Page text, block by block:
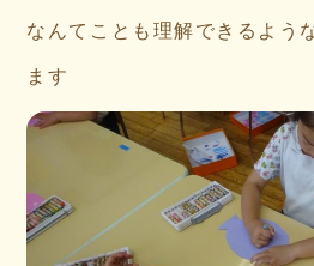
なんてことも理解できるよう
ます